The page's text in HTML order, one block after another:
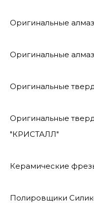
Оригинальные
Оригинальные
Оригинальные
Оригинальные
"КРИСТАЛЛ"
Керамические
Полировщики